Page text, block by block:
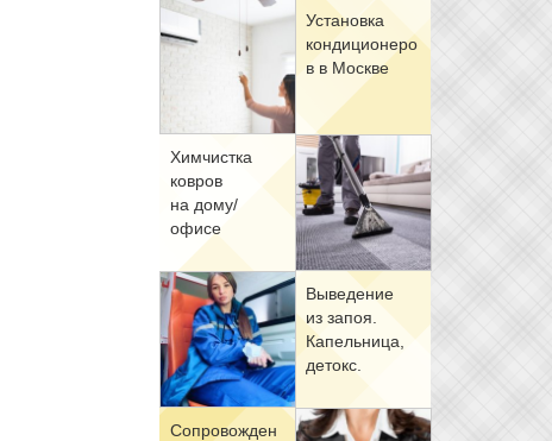
Уста­нов­ка
кон­ди­ци­о­не­ро
в в Москве
Хим­чист­ка
ков­ров
на до­му/
офи­се
Вы­ве­де­ние
из за­поя.
Ка­пель­ни­ца,
де­токс.
Со­про­вож­де­н